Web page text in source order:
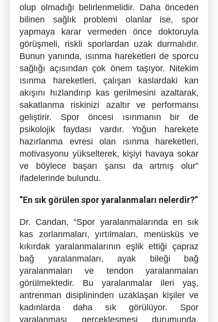
olup olmadığı belirlenmelidir. Daha önceden
bilinen sağlık problemi olanlar ise, spor
yapmaya karar vermeden önce doktoruyla
görüşmeli, riskli sporlardan uzak durmalıdır.
Bunun yanında, ısınma hareketleri de sporcu
sağlığı açısından çok önem taşıyor. Nitekim
ısınma hareketleri, çalışan kaslardaki kan
akışını hızlandırıp kas gerilmesini azaltarak,
sakatlanma riskinizi azaltır ve performansı
geliştirir. Spor öncesi ısınmanın bir de
psikolojik faydası vardır. Yoğun harekete
hazırlanma evresi olan ısınma hareketleri,
motivasyonu yükselterek, kişiyi havaya sokar
ve böylece başarı şansı da artmış olur”
ifadelerinde bulundu.
“En sık görülen spor yaralanmaları nelerdir?”
Dr. Candan, “Spor yaralanmalarında en sık
kas zorlanmaları, yırtılmaları, menüsküs ve
kıkırdak yaralanmalarının eşlik ettiği çapraz
bağ yaralanmaları, ayak bileği bağ
yaralanmaları ve tendon yaralanmaları
görülmektedir. Bu yaralanmalar ileri yaş,
antrenman disiplininden uzaklaşan kişiler ve
kadınlarda daha sık görülüyor. Spor
yaralanması gerçekleşmesi durumunda,